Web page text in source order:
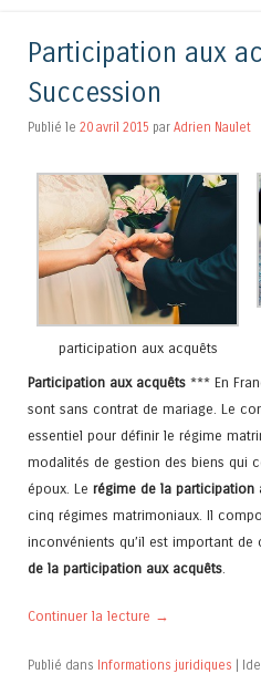
Participation aux
Succession
Publié le 20 avril 2015 par Adrien Naulet
participation aux acquêts
Participation aux acquêts *** En
sont sans contrat de mariage. Le
essentiel pour définir le régime
modalités de gestion des biens qui
époux. Le régime de la participation
cinq régimes matrimoniaux. Il
inconvénients qu’il est important de
de la participation aux acquêts.
Continuer la lecture →
Publié dans Informations juridiques |